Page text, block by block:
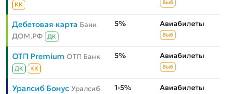
КК Выб
Дебетовая карта Банк
ДОМ.РФ
ДК
5% Авиабилеты
Выб
ОТП Premium ОТП Банк
ДК КК
5% Авиабилеты
Выб
Уралсиб Бонус Уралсиб 1-5% Авиабилеты